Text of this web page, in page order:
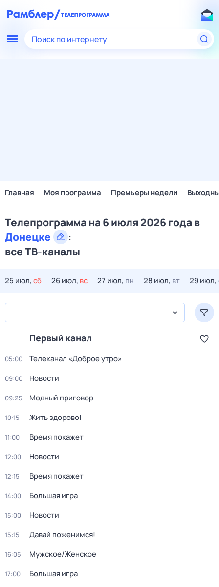
Поиск по интернету
Главная Моя программа Премьеры недели
Телепрограмма на 6 июля 2026 года в
Донецке
:
все ТВ-каналы
25 июл,сб 26 июл, вс 27 июл, пн 28 июл, вт 29 июл,
Первый канал
05:00 Телеканал «Доброе утро»
09:00 Новости
09:25 Модный приговор
10:15 Жить здорово!
11:00 Время покажет
12:00 Новости
12:15 Время покажет
14:00 Большая игра
15:00 Новости
15:15 Давай поженимся!
16:05 Мужское/Женское
17:00 Большая игра